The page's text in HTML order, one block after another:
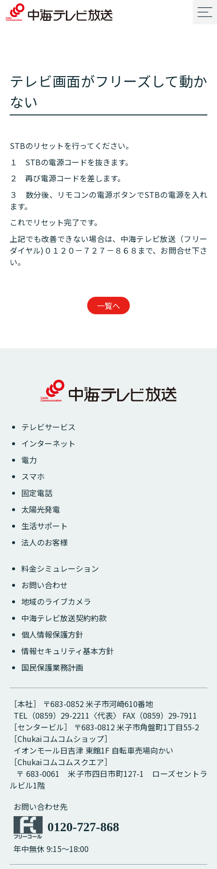
テレビ画面がフリーズして動か
ない
STBのリセットを行ってください。
１ STBの電源コードを抜きます。
２ 再び電源コードを差します。
３ 数分後、リモコンの電源ボタンでSTBの電源を入れ
ます。
これでリセット完了です。
上記でも改善できない場合は、中海テレビ放送（フリー
ダイヤル)０１２０－７２７－８６８まで、お問合せ下さ
い。
一覧へ
テレビサービス
インターネット
電力
スマホ
固定電話
太陽光発電
生活サポート
法人のお客様
料金シミュレーション
お問い合わせ
地域のライブカメラ
中海テレビ放送契約約款
個人情報保護方針
情報セキュリティ基本方針
国民保護業務計画
［本社］ 〒683-0852 米子市河崎610番地
TEL（0859）29-2211〈代表〉 FAX（0859）29-7911
［センタービル］ 〒683-0812 米子市角盤町1丁目55-2
［Chukaiコムコムショップ］
イオンモール日吉津 東館1F 自転車売場向かい
［Chukaiコムコムスクエア］
〒 683-0061 米子市四日市町127-1 ローズセントラ
ルビル1階
お問い合わせ先
0120-727-868
年中無休 9:15～18:00